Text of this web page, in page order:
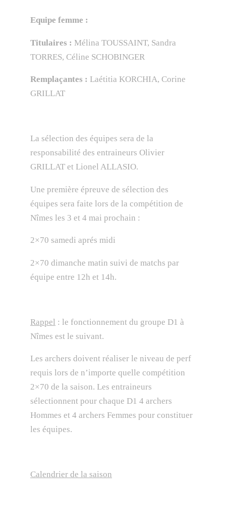
Equipe femme :
Titulaires : Mélina TOUSSAINT, Sandra
TORRES, Céline SCHOBINGER
Remplaçantes : Laétitia KORCHIA, Corine
GRILLAT
La sélection des équipes sera de la
responsabilité des entraineurs Olivier
GRILLAT et Lionel ALLASIO.
Une première épreuve de sélection des
équipes sera faite lors de la compétition de
Nîmes les 3 et 4 mai prochain :
2×70 samedi aprés midi
2×70 dimanche matin suivi de matchs par
équipe entre 12h et 14h.
Rappel : le fonctionnement du groupe D1 à
Nîmes est le suivant.
Les archers doivent réaliser le niveau de perf
requis lors de n’importe quelle compétition
2×70 de la saison. Les entraineurs
sélectionnent pour chaque D1 4 archers
Hommes et 4 archers Femmes pour constituer
les équipes.
Calendrier de la saison